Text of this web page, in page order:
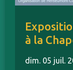
à la
dim. 05 juil.